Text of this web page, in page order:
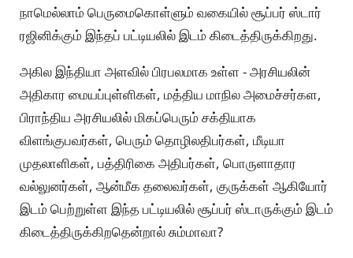
நாமெல்லாம் பெருமைகொள்ளும் வகையில் சூப்பர் ஸ்டார்
ரஜினிக்கும் இந்தப் பட்டியலில் இடம் கிடைத்திருக்கிறது.
அகில இந்தியா அளவில் பிரபலமாக உள்ள - அரசியலின்
அதிகார மையப்புள்ளிகள், மத்திய மாநில அமைச்சர்கள,
பிராந்திய அரசியலில் மிகப்பெரும் சக்தியாக
விளங்குபவர்கள், பெரும் தொழிலதிபர்கள், மீடியா
முதலாளிகள், பத்திரிகை அதிபர்கள், பொருளாதார
வல்லுனர்கள், ஆன்மீக தலைவர்கள், குருக்கள் ஆகியோர்
இடம் பெற்றுள்ள இந்த பட்டியலில் சூப்பர் ஸ்டாருக்கும் இடம்
கிடைத்திருக்கிறதென்றால் சும்மாவா?